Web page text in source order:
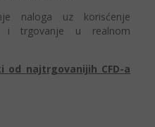
naloga uz korisćenje
i trgovanje u realnom
od najtrgovanijih CFD-a